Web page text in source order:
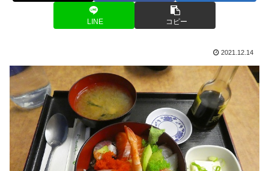
LINE コピー
2021.12.14